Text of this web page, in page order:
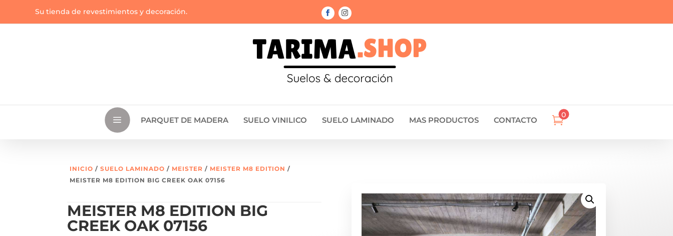
Su tienda de revestimientos y decoración.
a PARQUET DE MADERA SUELO VINILICO SUELO LAMINADO MAS PRODUCTOS CONTACTO 0
INICIO /SUELO LAMINADO / MEISTER / MEISTER M8 EDITION /
MEISTER M8 EDITION BIG CREEK OAK 07156
MEISTER M8 EDITION BIG
CREEK OAK 07156